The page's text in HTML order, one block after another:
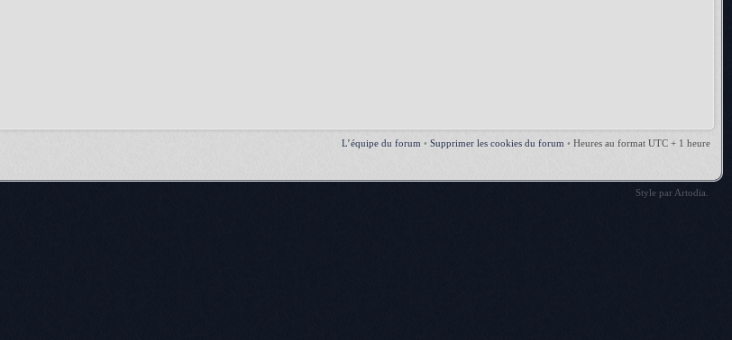
L’équipe du forum • Supprimer les cookies du forum • Heures au format UTC + 1 heure
Style par Artodia